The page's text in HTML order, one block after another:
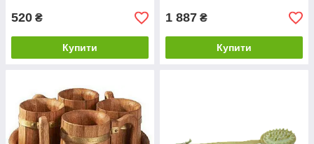
520 ₴
Купити
1 887 ₴
Купити